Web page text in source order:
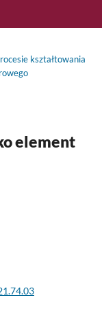
kształtowania
element